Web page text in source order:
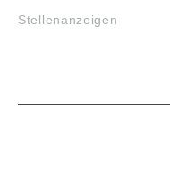
Stellenanzeigen